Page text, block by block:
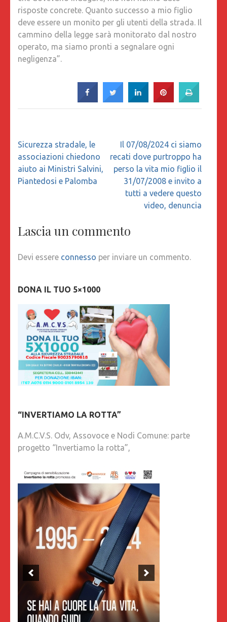
risposte concrete. Quanto successo a mio figlio
deve essere un monito per gli utenti della strada. Il
cammino della legge sarà monitorato dal nostro
operato, ma siamo pronti a segnalare ogni
negligenza”.
Navigazione
articoli
Sicurezza stradale, le
associazioni chiedono
aiuto ai Ministri Salvini,
Piantedosi e Palomba
Il 07/08/2024 ci siamo
recati dove purtroppo ha
perso la vita mio figlio il
31/07/2008 e invito a
tutti a vedere questo
video, denuncia
Lascia un commento
Devi essere connesso per inviare un commento.
DONA IL TUO 5×1000
“INVERTIAMO LA ROTTA”
A.M.C.V.S. Odv, Assovoce e Nodi Comune: parte
progetto “Invertiamo la rotta”,